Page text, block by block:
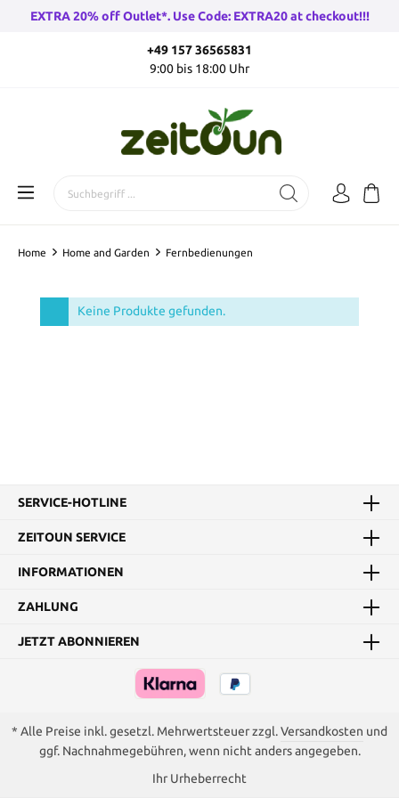
EXTRA 20% off Outlet*. Use Code: EXTRA20 at checkout!!!
+49 157 36565831
9:00 bis 18:00 Uhr
Home Home and Garden Fernbedienungen
Keine Produkte gefunden.
SERVICE-HOTLINE
ZEITOUN SERVICE
INFORMATIONEN
ZAHLUNG
JETZT ABONNIEREN
* Alle Preise inkl. gesetzl. Mehrwertsteuer zzgl.Versandkosten und
ggf. Nachnahmegebühren, wenn nicht anders angegeben.
Ihr Urheberrecht